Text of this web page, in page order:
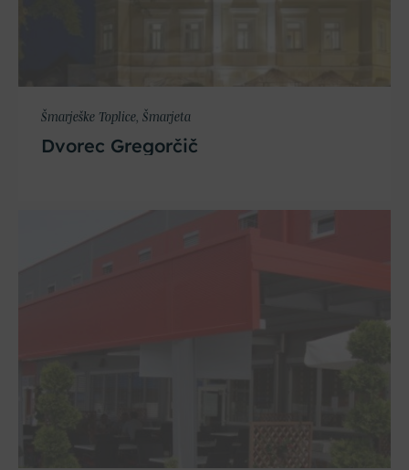
Šmarješke Toplice, Šmarjeta
Dvorec Gregorčič